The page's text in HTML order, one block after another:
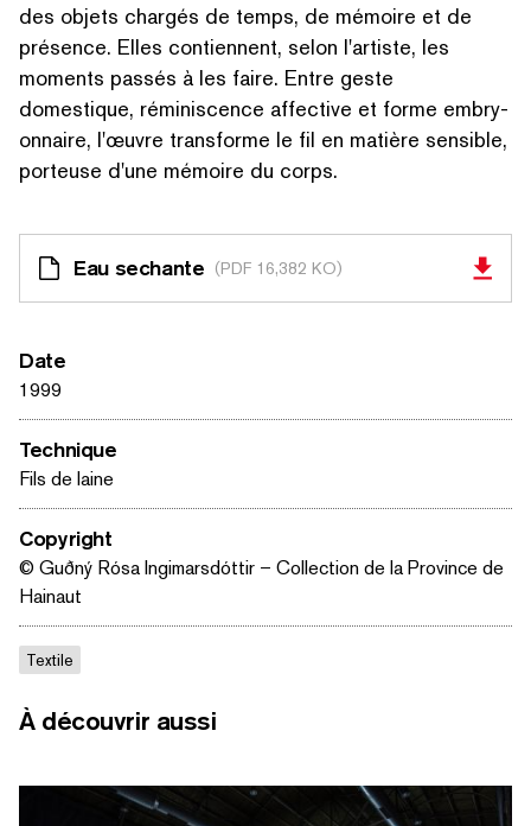
des objets chargés de temps, de mémoire et de
présence. Elles contiennent, selon l'artiste, les
moments passés à les faire. Entre geste
domestique, réminis­cence affective et forme embry­
on­naire, l'œuvre transforme le fil en matière sensible,
porteuse d'une mémoire du corps.
Eau sechante (PDF 16,382 KO)
Date
1999
Technique
Fils de laine
Copyright
© Guðný Rósa Ingimarsdóttir – Collection de la Province de
Hainaut
Textile
À découvrir aussi